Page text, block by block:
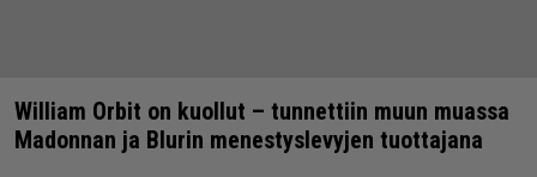
William Orbit on kuollut – tunnettiin muun muassa
Madonnan ja Blurin menestyslevyjen tuottajana